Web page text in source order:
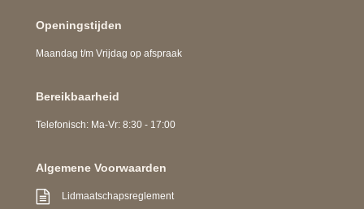
Openingstijden
Maandag t/m Vrijdag op afspraak
Bereikbaarheid
Telefonisch: Ma-Vr: 8:30 - 17:00
Algemene Voorwaarden
Lidmaatschapsreglement